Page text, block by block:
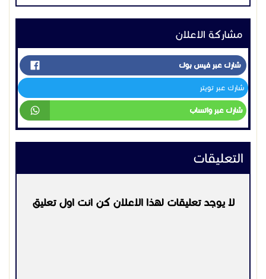
اختار ما يناسبك من الصور
للتواصل معنا عل االرقام التالية:
0500235730
للاطلاع على المزيد من الصور تفضلو بزيارة موقعنا على
الرابط التالى:
مشاركة الاعلان
شارك عبر فيس بوك
شارك عبر تويتر
شارك عبر واتساب
التعليقات
لا يوجد تعليقات لهذا الاعلان كن انت اول تعليق